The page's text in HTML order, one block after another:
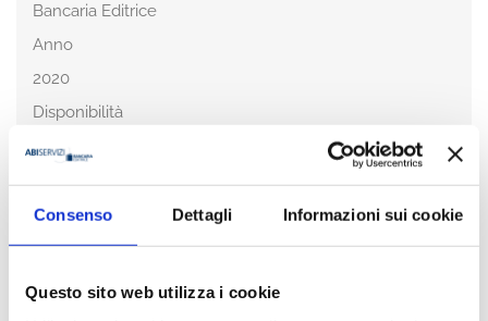
Consenso Dettagli Informazioni sui cookie
Questo sito web utilizza i cookie
Bancaria Editrice
Anno
2020
Disponibilità
Disponibile
Prezzo
€ 12,00
IVA assolta dall'editore